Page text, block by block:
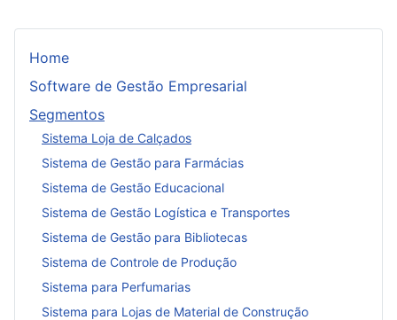
Home
Software de Gestão Empresarial
Segmentos
Sistema Loja de Calçados
Sistema de Gestão para Farmácias
Sistema de Gestão Educacional
Sistema de Gestão Logística e Transportes
Sistema de Gestão para Bibliotecas
Sistema de Controle de Produção
Sistema para Perfumarias
Sistema para Lojas de Material de Construção